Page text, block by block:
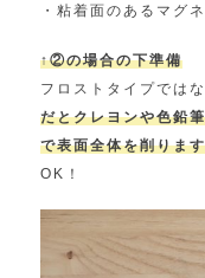
・粘着面のあるマグ
↑②の場合の下準備
フロストタイプでは
だとクレヨンや色鉛
で表面全体を削ります
OK！